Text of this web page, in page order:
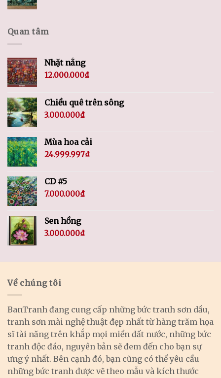
Quan tâm
Nhặt nắng
12.000.000₫
Chiều quê trên sông
3.000.000₫
Mùa hoa cải
24.999.997₫
CD #5
7.000.000₫
Sen hồng
3.000.000₫
Về chúng tôi
BanTranh đang cung cấp những bức tranh sơn dầu,
tranh sơn mài nghệ thuật đẹp nhất từ hàng trăm họa
sĩ tài năng trên khắp mọi miền đất nước, những bức
tranh độc đáo, nguyên bản sẽ đem đến cho bạn sự
ưng ý nhất. Bên cạnh đó, bạn cũng có thể yêu cầu
những bức tranh được vẽ theo mẫu và kích thước